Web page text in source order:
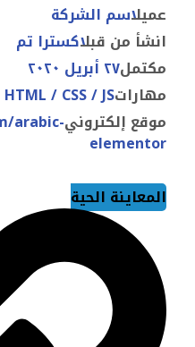
عميلاسم الشركة
انشأ من قبلاکسترا تم
مكتمل٢٧ أبريل ٢٠٢٠
مهاراتHTML / CSS / JS
موقع إلكترونيarabic-
elementor
المعاينة الحية